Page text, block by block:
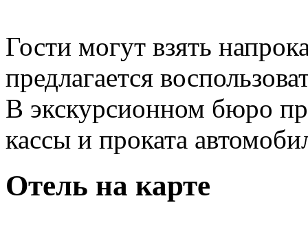
Гости могут взять
предлагается
В экскурсионном бюро
кассы и проката
Отель на карте